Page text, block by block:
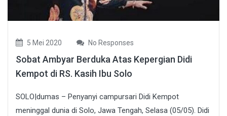
5 Mei 2020 No Responses
Sobat Ambyar Berduka Atas Kepergian Didi
Kempot di RS. Kasih Ibu Solo
SOLO|dumas – Penyanyi campursari Didi Kempot
meninggal dunia di Solo, Jawa Tengah, Selasa (05/05). Didi